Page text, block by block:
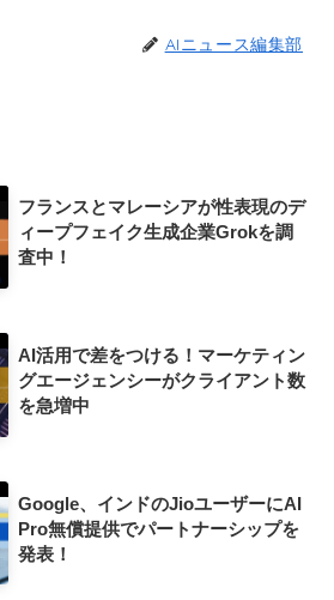
AIニュース編集部
フランスとマレーシアが性表現のデ
ィープフェイク生成企業Grokを調
査中！
AI活用で差をつける！マーケティン
グエージェンシーがクライアント数
を急増中
Google、インドのJioユーザーにAI
Pro無償提供でパートナーシップを
発表！